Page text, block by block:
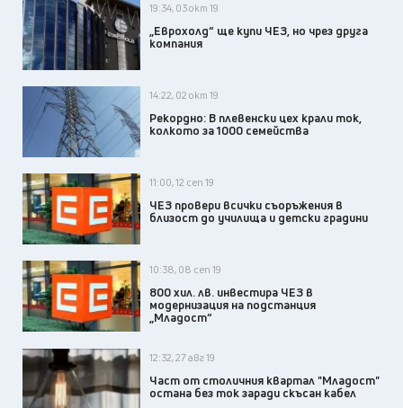
19:34, 03 окт 19
„Еврохолд“ ще купи ЧЕЗ, но чрез друга
компания
14:22, 02 окт 19
Рекордно: В плевенски цех крали ток,
колкото за 1000 семейства
11:00, 12 сеп 19
ЧЕЗ провери всички съоръжения в
близост до училища и детски градини
10:38, 08 сеп 19
800 хил. лв. инвестира ЧЕЗ в
модернизация на подстанция
„Младост“
12:32, 27 авг 19
Част от столичния квартал "Младост"
остана без ток заради скъсан кабел